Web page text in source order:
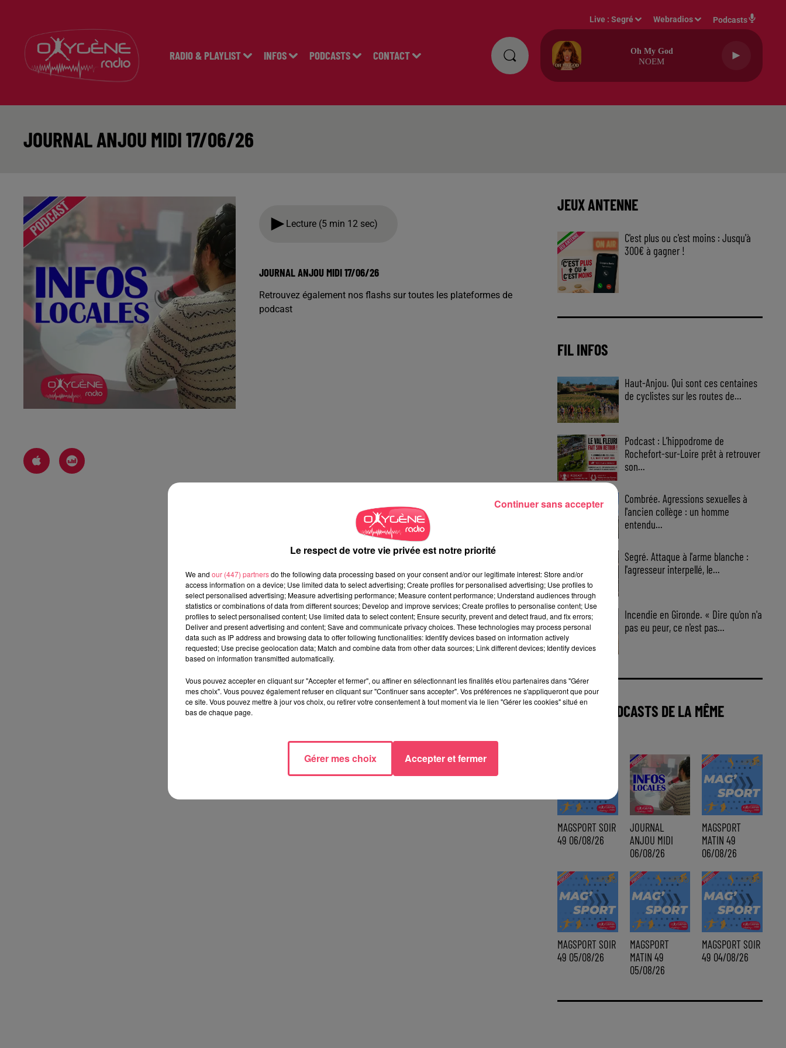
RADIO & PLAYLIST INFOS PODCASTS CONTACT
Live :Segré Webradios Podcasts
Oh My God
NOEM
JOURNAL ANJOU MIDI 17/06/26
Lecture (5 min 12 sec)
JOURNAL ANJOU MIDI 17/06/26
Retrouvez également nos flashs sur toutes les plateformes de
podcast
JEUX ANTENNE
C'est plus ou c'est moins : Jusqu'à
300€ à gagner !
FIL INFOS
Haut-Anjou. Qui sont ces centaines
de cyclistes sur les routes de...
Podcast : L’hippodrome de
Rochefort-sur-Loire prêt à retrouver
son...
Combrée. Agressions sexuelles à
l'ancien collège : un homme
entendu...
Segré. Attaque à l'arme blanche :
l'agresseur interpellé, le...
Incendie en Gironde. « Dire qu'on n'a
pas eu peur, ce n'est pas...
AUTRES PODCASTS DE LA MÊME
MAGSPORT SOIR
49 06/08/26
JOURNAL
ANJOU MIDI
06/08/26
MAGSPORT
MATIN 49
06/08/26
MAGSPORT SOIR
49 05/08/26
MAGSPORT
MATIN 49
05/08/26
MAGSPORT SOIR
49 04/08/26
Le respect de votre vie privée est notre priorité
We and our (447) partnersdo the following data processing based on your consent and/or our legitimate interest: Store and/or
access information on a device; Use limited data to select advertising; Create profiles for personalised advertising; Use profiles to
select personalised advertising; Measure advertising performance; Measure content performance; Understand audiences through
statistics or combinations of data from different sources; Develop and improve services; Create profiles to personalise content; Use
profiles to select personalised content; Use limited data to select content; Ensure security, prevent and detect fraud, and fix errors;
Deliver and present advertising and content; Save and communicate privacy choices. These technologies may process personal
data such as IP address and browsing data to offer following functionalities: Identify devices based on information actively
requested; Use precise geolocation data; Match and combine data from other data sources; Link different devices; Identify devices
based on information transmitted automatically.
Vous pouvez accepter en cliquant sur "Accepter et fermer", ou affiner en sélectionnant les finalités et/ou partenaires dans "Gérer
mes choix". Vous pouvez également refuser en cliquant sur "Continuer sans accepter". Vos préférences ne s'appliqueront que pour
ce site. Vous pouvez mettre à jour vos choix, ou retirer votre consentement à tout moment via le lien "Gérer les cookies" situé en
bas de chaque page.
Gérer mes choix Accepter et fermer
Continuer sans accepter